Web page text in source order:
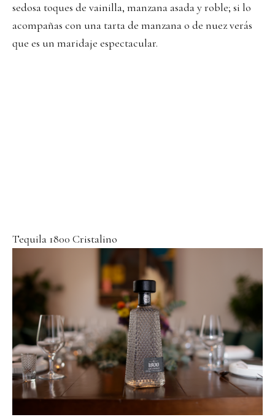
sedosa toques de vainilla, manzana asada y roble; si lo
acompañas con una tarta de manzana o de nuez verás
que es un maridaje espectacular.
Tequila 1800 Cristalino